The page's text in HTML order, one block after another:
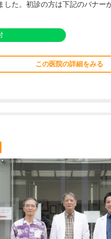
した。初診の方は下記のバナー
この医院の詳細をみる